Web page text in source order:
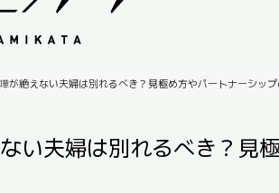
が絶えない夫婦は別れるべき？見極め方やパートナーシッ
い夫婦は別れるべき？見